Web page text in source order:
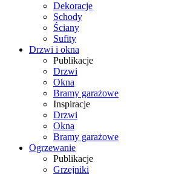
Dekoracje
Schody
Ściany
Sufity
Drzwi i okna
Publikacje
Drzwi
Okna
Bramy garażowe
Inspiracje
Drzwi
Okna
Bramy garażowe
Ogrzewanie
Publikacje
Grzejniki